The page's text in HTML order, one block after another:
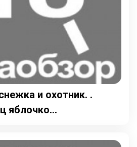
и охотник. .
яблочко...